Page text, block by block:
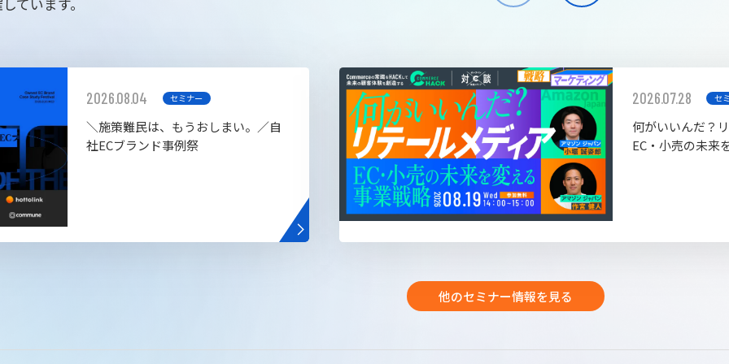
ています。
2026.08.04 セミナー
＼施策難民は、もうおしまい。／自
社ECブランド事例祭
2026.07.28 セ
何がいいんだ？
EC・小売の未来
他のセミナー情報を見る